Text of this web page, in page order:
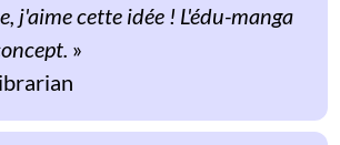
j'aime cette idée ! L'édu-manga
»